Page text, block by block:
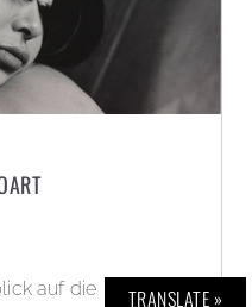
auf die
TRANSLATE »